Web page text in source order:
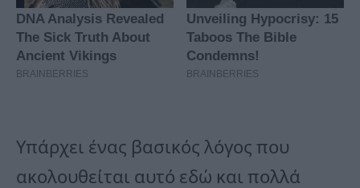
Υπάρχει ένας βασικός λόγος που
ακολουθείται αυτό εδώ και πολλά